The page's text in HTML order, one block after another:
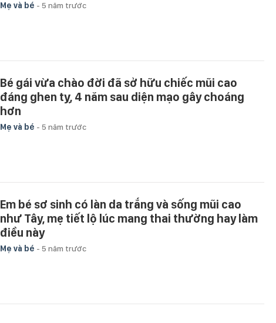
Mẹ và bé - 5 năm trước
Bé gái vừa chào đời đã sở hữu chiếc mũi cao
đáng ghen tỵ, 4 năm sau diện mạo gây choáng
hơn
Mẹ và bé - 5 năm trước
Em bé sơ sinh có làn da trắng và sống mũi cao
như Tây, mẹ tiết lộ lúc mang thai thường hay làm
điều này
Mẹ và bé - 5 năm trước